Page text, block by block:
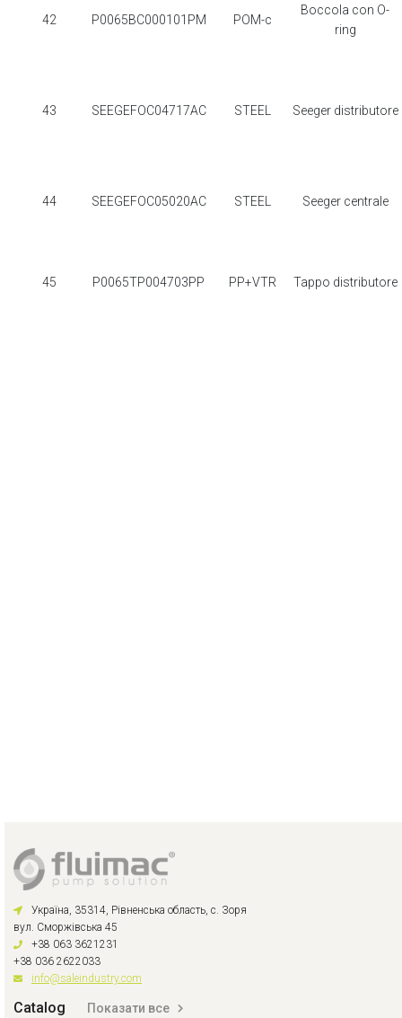
42 P0065BC000101PM POM-c
Boccola con O-
ring
43 SEEGEFOC04717AC STEEL Seeger distributore
44 SEEGEFOC05020AC STEEL Seeger centrale
45 P0065TP004703PP PP+VTR Tappo distributore
Україна, 35314, Рівненська область, с. Зоря
вул. Сморжівська 45
+38 063 3621231
+38 036 2622033
info@saleindustry.com
Catalog Показати все